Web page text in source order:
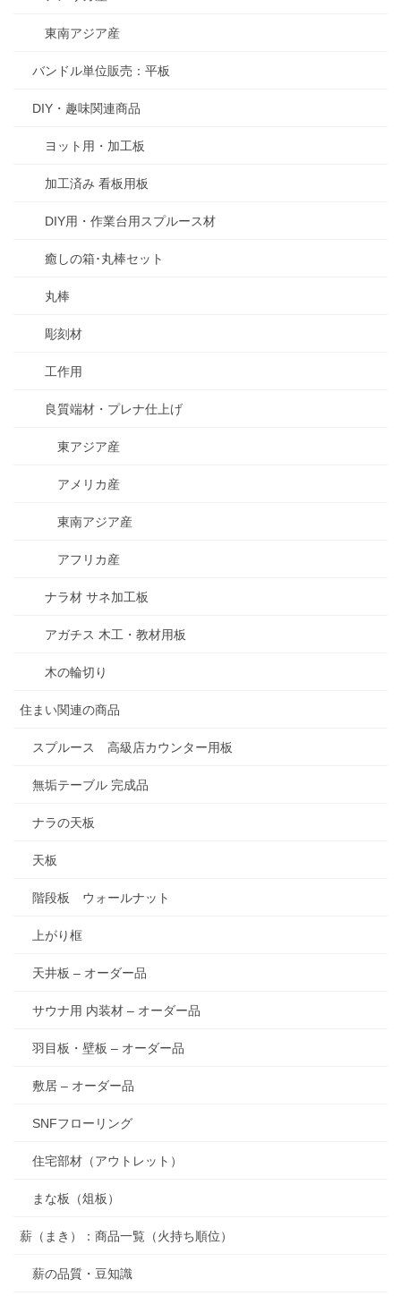
東南アジア産
バンドル単位販売：平板
DIY・趣味関連商品
ヨット用・加工板
加工済み 看板用板
DIY用・作業台用スプルース材
癒しの箱･丸棒セット
丸棒
彫刻材
工作用
良質端材・プレナ仕上げ
東アジア産
アメリカ産
東南アジア産
アフリカ産
ナラ材 サネ加工板
アガチス 木工・教材用板
木の輪切り
住まい関連の商品
スプルース 高級店カウンター用板
無垢テーブル 完成品
ナラの天板
天板
階段板 ウォールナット
上がり框
天井板 – オーダー品
サウナ用 内装材 – オーダー品
羽目板・壁板 – オーダー品
敷居 – オーダー品
SNFフローリング
住宅部材（アウトレット）
まな板（俎板）
薪（まき）：商品一覧（火持ち順位）
薪の品質・豆知識